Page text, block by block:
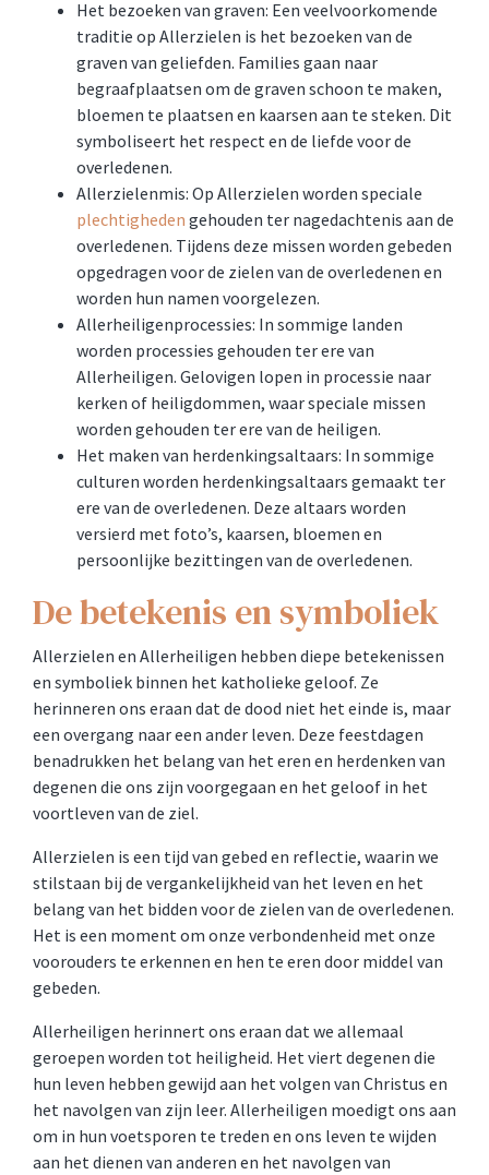
Het bezoeken van graven: Een veelvoorkomende
traditie op Allerzielen is het bezoeken van de
graven van geliefden. Families gaan naar
begraafplaatsen om de graven schoon te maken,
bloemen te plaatsen en kaarsen aan te steken. Dit
symboliseert het respect en de liefde voor de
overledenen.
Allerzielenmis: Op Allerzielen worden speciale
plechtigheden gehouden ter nagedachtenis aan de
overledenen. Tijdens deze missen worden gebeden
opgedragen voor de zielen van de overledenen en
worden hun namen voorgelezen.
Allerheiligenprocessies: In sommige landen
worden processies gehouden ter ere van
Allerheiligen. Gelovigen lopen in processie naar
kerken of heiligdommen, waar speciale missen
worden gehouden ter ere van de heiligen.
Het maken van herdenkingsaltaars: In sommige
culturen worden herdenkingsaltaars gemaakt ter
ere van de overledenen. Deze altaars worden
versierd met foto’s, kaarsen, bloemen en
persoonlijke bezittingen van de overledenen.
De betekenis en symboliek
Allerzielen en Allerheiligen hebben diepe betekenissen
en symboliek binnen het katholieke geloof. Ze
herinneren ons eraan dat de dood niet het einde is, maar
een overgang naar een ander leven. Deze feestdagen
benadrukken het belang van het eren en herdenken van
degenen die ons zijn voorgegaan en het geloof in het
voortleven van de ziel.
Allerzielen is een tijd van gebed en reflectie, waarin we
stilstaan bij de vergankelijkheid van het leven en het
belang van het bidden voor de zielen van de overledenen.
Het is een moment om onze verbondenheid met onze
voorouders te erkennen en hen te eren door middel van
gebeden.
Allerheiligen herinnert ons eraan dat we allemaal
geroepen worden tot heiligheid. Het viert degenen die
hun leven hebben gewijd aan het volgen van Christus en
het navolgen van zijn leer. Allerheiligen moedigt ons aan
om in hun voetsporen te treden en ons leven te wijden
aan het dienen van anderen en het navolgen van